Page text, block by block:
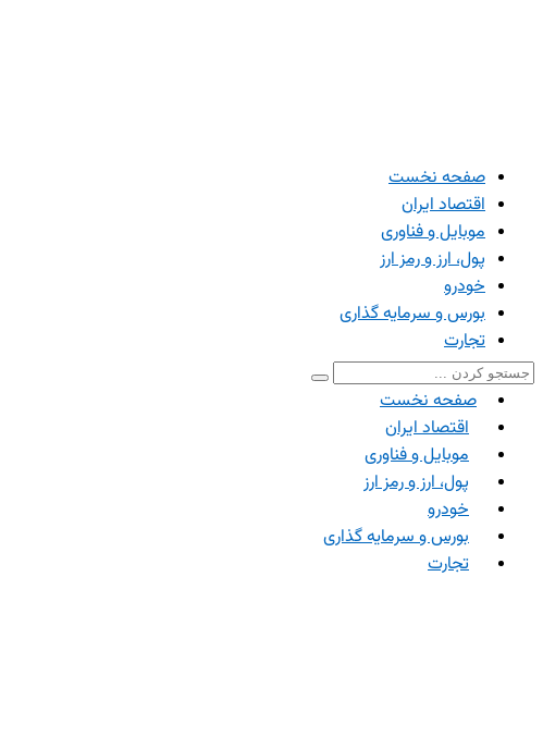
صفحه نخست
اقتصاد ایران
موبایل و فناوری
پول، ارز و رمز ارز
خودرو
بورس و سرمایه گذاری
تجارت
صفحه نخست
اقتصاد ایران
موبایل و فناوری
پول، ارز و رمز ارز
خودرو
بورس و سرمایه گذاری
تجارت